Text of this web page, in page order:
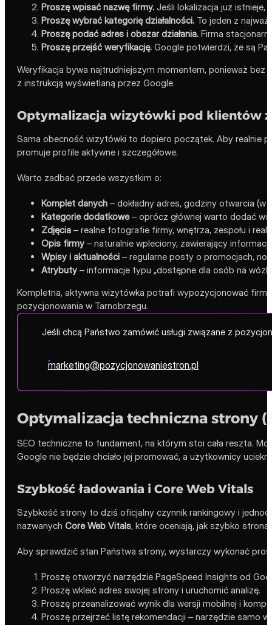
Proszę wpisać nazwę firmy. Jeśli lokalizacja już istnieje,
Proszę wybrać kategorię działalności. To jeden z
Proszę podać adres i obszar działania. Firma
Proszę przejść weryfikację. Google potwierdzi, że są
Weryfikacja bywa najtrudniejszym momentem, ponieważ bez
z instrukcją wyświetlaną przez Google.
Optymalizacja wizytówki pod klientów z
Sama obecność wizytówki to dopiero początek. Aby realnie
promuje profile aktywne i szczegółowe.
Warto zadbać przede wszystkim o:
Komplet danych – dokładny adres, godziny otwarcia
Kategorie dodatkowe– oprócz głównej warto dodać
Zdjęcia – realne fotografie firmy, wnętrza, zespołu i
Opis firmy – naturalnie wpleciony, zawierający
Wpisy i aktualności – regularne posty o promocjach,
Atrybuty – informacje typu „dostępne dla osób na
Kompletna, aktywna wizytówka potrafi wypozycjonować
pozycjonowania w Tarnobrzegu.
Jeśli chcą Państwo zamówić usługi związane z
marketing@pozycjonowaniestron.pl
Optymalizacja techniczna strony
SEO techniczne to fundament, na którym stoi cała reszta.
Google nie będzie chciało jej promować, a użytkownicy
Szybkość ładowania i Core Web Vitals
Szybkość strony to dziś oficjalny czynnik rankingowy i
nazwanych Core Web Vitals, które oceniają, jak szybko strona
Aby sprawdzić stan Państwa strony, wystarczy wykonać
Proszę otworzyć narzędzie PageSpeed Insights od
Proszę wkleić adres swojej strony i uruchomić analizę.
Proszę przeanalizować wynik dla wersji mobilnej i
Proszę przejrzeć listę rekomendacji – narzędzie samo